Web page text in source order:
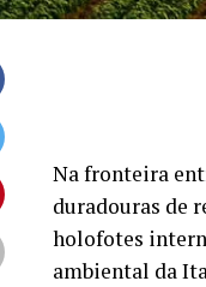
Na fronteira
duradouras de
holofotes
ambiental da